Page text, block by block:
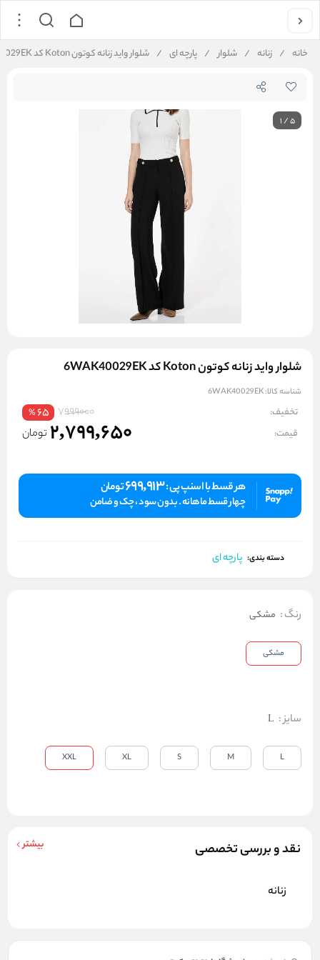
خانه / زنانه / شلوار / پارچه ای / شلوار واید زنانه کوتون Koton کد 6WAK40029EK
1/5
شلوار واید زنانه کوتون Koton کد 6WAK40029EK
شناسه کالا:6WAK40029EK
تخفیف: 7999000
65
%
قیمت: 2,799,650 تومان
هر قسط با اسنپ پی :699,913تومان
چهار قسط ماهانه . بدون سود ، چک و ضامن
دسته بندی: پارچه ای
نقد و بررسی تخصصی بیشتر
زنانه
رنگ: مشکی
مشکی
سایز:
L
L
M
S
XL
XXL